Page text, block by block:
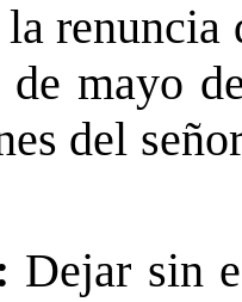
la
mayo
del
Dejar sin